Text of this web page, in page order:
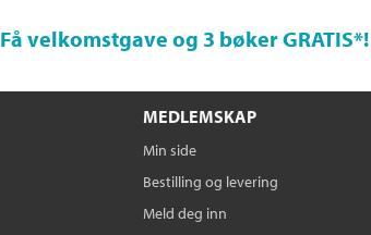
Få velkomstgave og 3 bøker GRATIS*!
MEDLEMSKAP
Min side
Bestilling og levering
Meld deg inn